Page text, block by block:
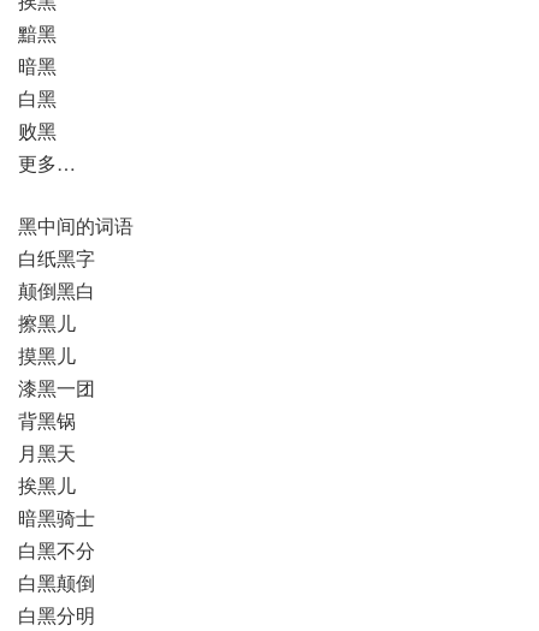
黯黑
暗黑
白黑
败黑
更多…
黑中间的词语
白纸黑字
颠倒黑白
擦黑儿
摸黑儿
漆黑一团
背黑锅
月黑天
挨黑儿
暗黑骑士
白黑不分
白黑颠倒
白黑分明